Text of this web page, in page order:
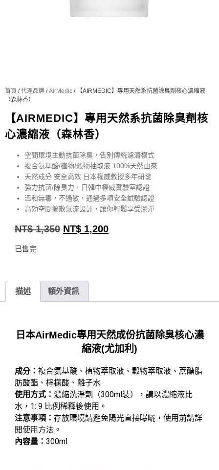
首頁 /代理品牌 /AirMedic / 【AIRMEDIC】專用天然系抗菌除臭劑核心濃縮液
（森林香）
【AIRMEDIC】專用天然系抗菌除臭劑核
心濃縮液（森林香）
空間環境主動抗菌除臭，告別傳統濾清模式
複合氨基酸/植物/穀物抽取液 100%天然由來
天然成分 安全高效 日本權威教授多年研發
強力抗菌/除臭力，日韓中權威實驗室認證
溫和無毒，不過敏，通過多項安全試驗認證
高効空間擴散氣流設計，讓你輕鬆享受潔淨
NT$1,350 NT$ 1,200
已售完
描述 額外資訊
日本AirMedic專用天然成份抗菌除臭核心濃
縮液(尤加利)
成分： 複合氨基酸、植物萃取液、穀物萃取液、蔗醣脂
肪酸酯、檸檬酸、離子水
使用方式： 濃縮洗淨劑（300ml裝），請以濃縮液比
水，1: 9 比例稀釋後使用。
注意事項： 存放環境請避免陽光直接曝曬，使用前請詳
閱使用方法。
內容量： 300ml